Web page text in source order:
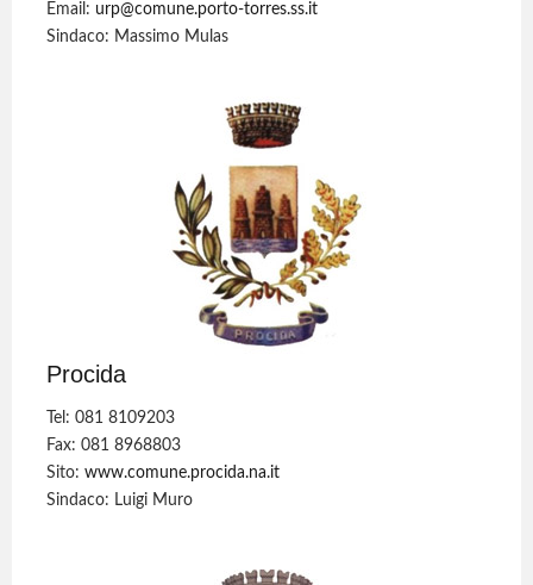
Email: urp@comune.porto-torres.ss.it
Sindaco: Massimo Mulas
Procida
Tel: 081 8109203
Fax: 081 8968803
Sito:www.comune.procida.na.it
Sindaco: Luigi Muro